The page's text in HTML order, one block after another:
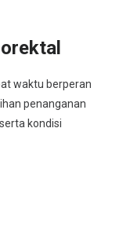
waktu berperan
penanganan
kondisi